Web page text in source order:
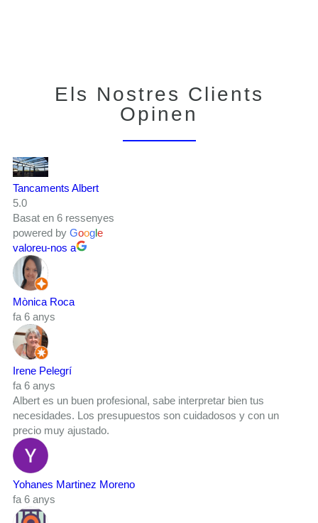
Els Nostres Clients
Opinen
Tancaments Albert
5.0
Basat en 6 ressenyes
powered by Googe
valoreu-nos a
Mònica Roca
fa 6 anys
Irene Pelegrí
fa 6 anys
Albert es un buen profesional, sabe interpretar bien tus
necesidades. Los presupuestos son cuidadosos y con un
precio muy ajustado.
Yohanes Martinez Moreno
fa 6 anys